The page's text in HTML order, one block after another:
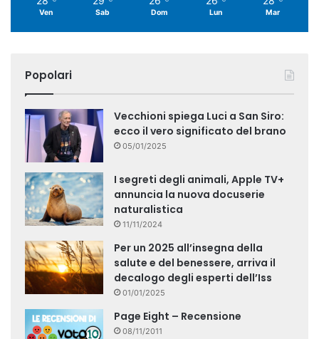
Ven Sab Dom Lun Mar
Popolari
Vecchioni spiega Luci a San Siro:
ecco il vero significato del brano
05/01/2025
I segreti degli animali, Apple TV+
annuncia la nuova docuserie
naturalistica
11/11/2024
Per un 2025 all’insegna della
salute e del benessere, arriva il
decalogo degli esperti dell’Iss
01/01/2025
Page Eight – Recensione
08/11/2011